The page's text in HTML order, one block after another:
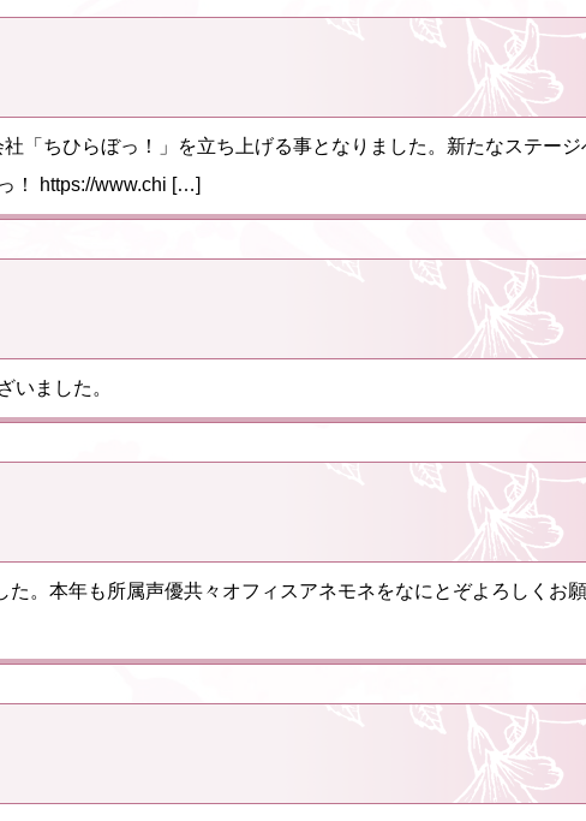
「ちひらぼっ！」を立ち上げる事となりました。新たなステージ
！ https://www.chi […]
いました。
。本年も所属声優共々オフィスアネモネをなにとぞよろしくお